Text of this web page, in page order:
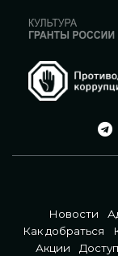
Новости
Как добраться
Акции